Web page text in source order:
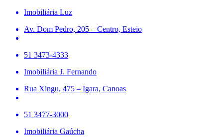
Imobiliária Luz
Av. Dom Pedro, 205 – Centro, Esteio
51 3473-4333
Imobiliária J. Fernando
Rua Xingu, 475 – Igara, Canoas
51 3477-3000
Imobiliária Gaúcha